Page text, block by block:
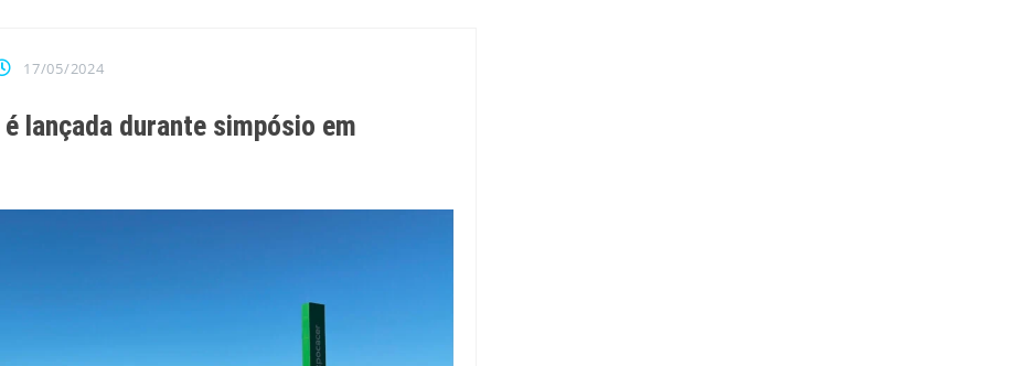
17/05/2024
lançada durante simpósio em